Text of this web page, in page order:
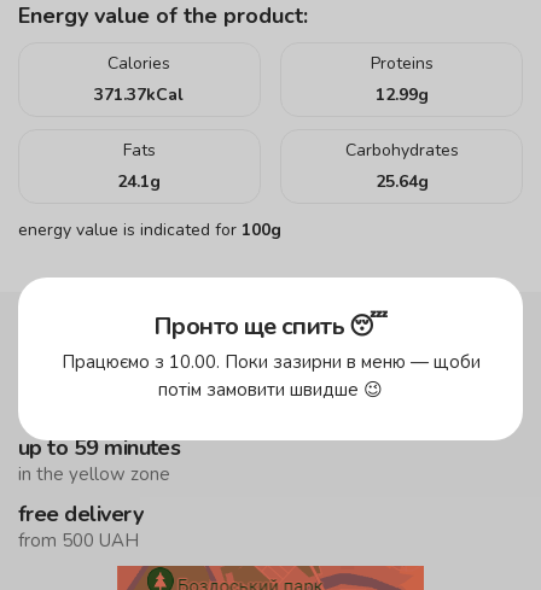
Energy value of the product:
Calories
371.37kCal
Proteins
12.99g
Fats
24.1g
Carbohydrates
25.64g
energy value is indicated for 100g
up to 45 minutes
up to 59 minutes
in the yellow zone
free delivery
from 500 UAH
Пронто ще спить 😴
Працюємо з 10.00. Поки зазирни в меню — щоби
потім замовити швидше 😉